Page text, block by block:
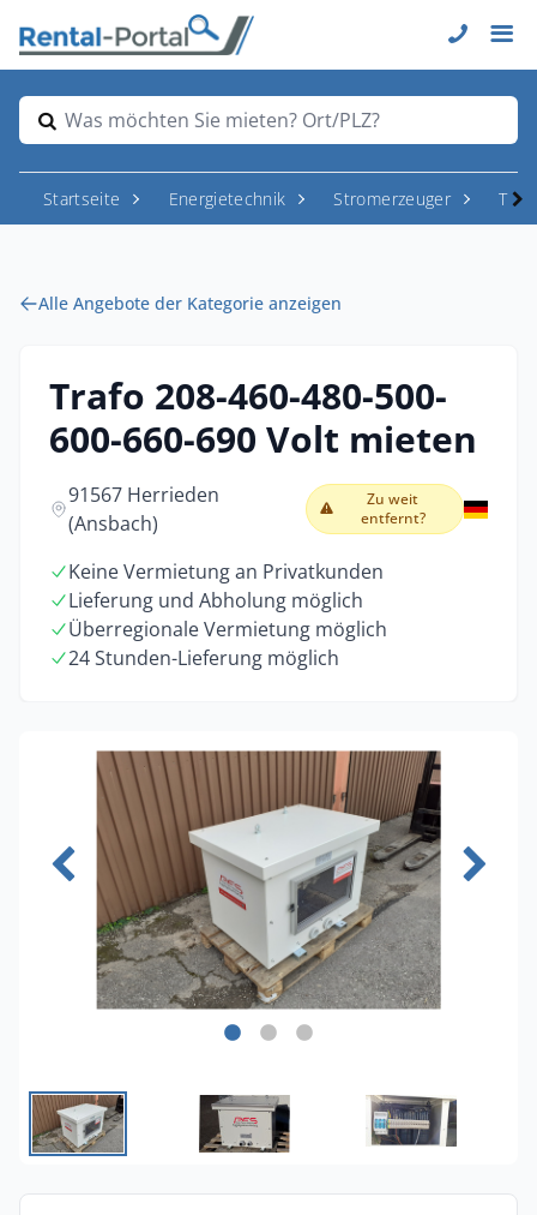
Was möchten Sie mieten? Ort/PLZ?
Startseite Energietechnik Stromerzeuger
Alle Angebote der Kategorie anzeigen
Trafo 208-460-480-500-
600-660-690 Volt mieten
91567 Herrieden
(Ansbach)
Zu weit
entfernt?
Keine Vermietung an Privatkunden
Lieferung und Abholung möglich
Überregionale Vermietung möglich
24 Stunden-Lieferung möglich